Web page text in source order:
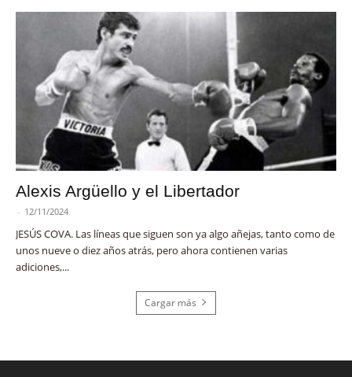
Alexis Argüello y el Libertador
- 12/11/2024
JESÚS COVA. Las líneas que siguen son ya algo añejas, tanto como de
unos nueve o diez años atrás, pero ahora contienen varias
adiciones,...
Cargar más